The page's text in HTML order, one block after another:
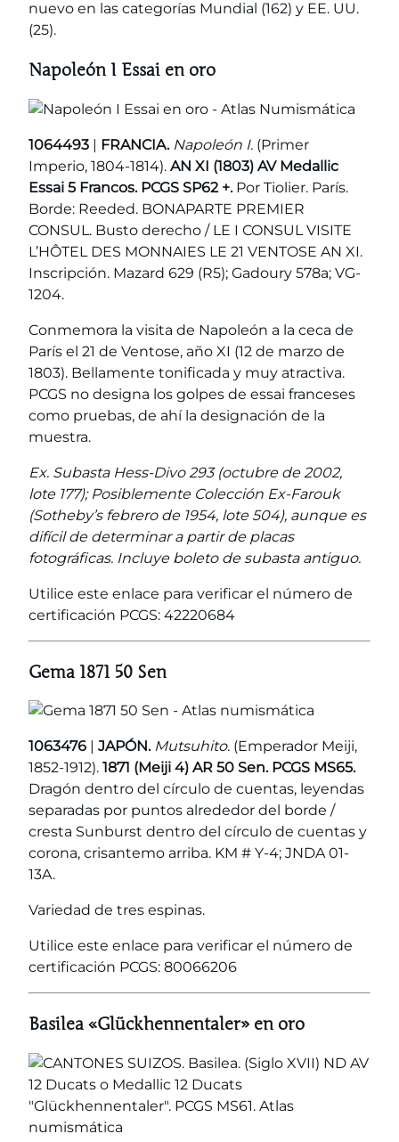
nuevo en las categorías Mundial (162) y EE. UU.
(25).
Napoleón I Essai en oro
1064493 | FRANCIA. Napoleón I. (Primer
Imperio, 1804-1814). AN XI (1803) AV Medallic
Essai 5 Francos. PCGS SP62 +.Por Tiolier. París.
Borde: Reeded. BONAPARTE PREMIER
CONSUL. Busto derecho / LE I CONSUL VISITE
L’HÔTEL DES MONNAIES LE 21 VENTOSE AN XI.
Inscripción. Mazard 629 (R5); Gadoury 578a; VG-
1204.
Conmemora la visita de Napoleón a la ceca de
París el 21 de Ventose, año XI (12 de marzo de
1803). Bellamente tonificada y muy atractiva.
PCGS no designa los golpes de essai franceses
como pruebas, de ahí la designación de la
muestra.
Ex. Subasta Hess-Divo 293 (octubre de 2002,
lote 177); Posiblemente Colección Ex-Farouk
(Sotheby’s febrero de 1954, lote 504), aunque es
difícil de determinar a partir de placas
fotográficas. Incluye boleto de subasta antiguo.
Utilice este enlace para verificar el número de
certificación PCGS: 42220684
Gema 1871 50 Sen
1063476 | JAPÓN. Mutsuhito. (Emperador Meiji,
1852-1912). 1871 (Meiji 4) AR 50 Sen. PCGS MS65.
Dragón dentro del círculo de cuentas, leyendas
separadas por puntos alrededor del borde /
cresta Sunburst dentro del círculo de cuentas y
corona, crisantemo arriba. KM # Y-4; JNDA 01-
13A.
Variedad de tres espinas.
Utilice este enlace para verificar el número de
certificación PCGS: 80066206
Basilea «Glückhennentaler» en oro